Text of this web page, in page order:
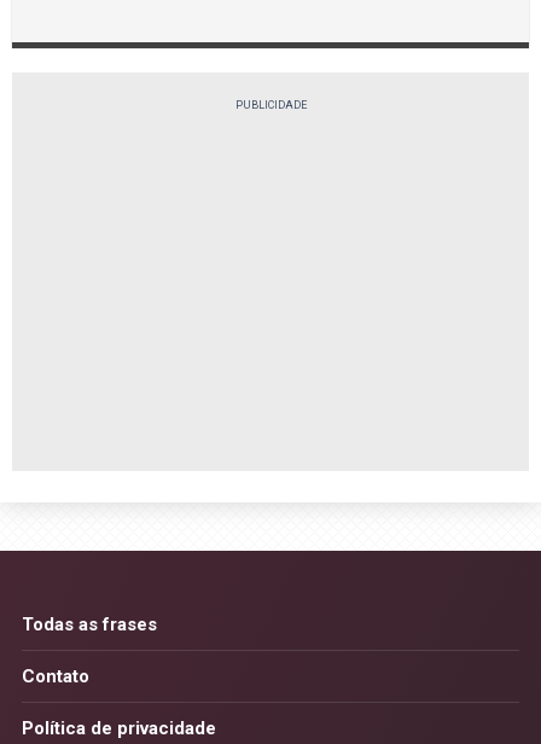
PUBLICIDADE
Todas as frases
Contato
Política de privacidade